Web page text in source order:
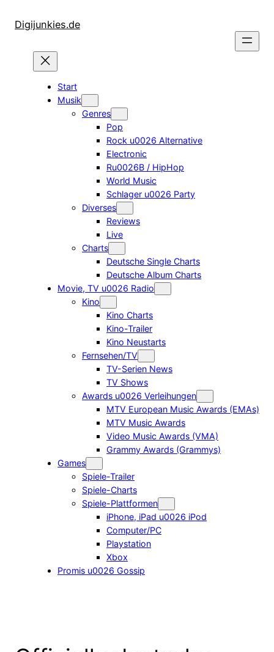
InhaltDigijunkies.de
Start
Musik
Genres
Pop
Rock u0026 Alternative
Electronic
Ru0026B / HipHop
World Music
Schlager u0026 Party
Diverses
Reviews
Live
Charts
Deutsche Single Charts
Deutsche Album Charts
Movie, TV u0026 Radio
Kino
Kino Charts
Kino-Trailer
Kino Neustarts
Fernsehen/TV
TV-Serien News
TV Shows
Awards u0026 Verleihungen
MTV European Music Awards (EMAs)
MTV Music Awards
Video Music Awards (VMA)
Grammy Awards (Grammys)
Games
Spiele-Trailer
Spiele-Charts
Spiele-Plattformen
iPhone, iPad u0026 iPod
Computer/PC
Playstation
Xbox
Promis u0026 Gossip